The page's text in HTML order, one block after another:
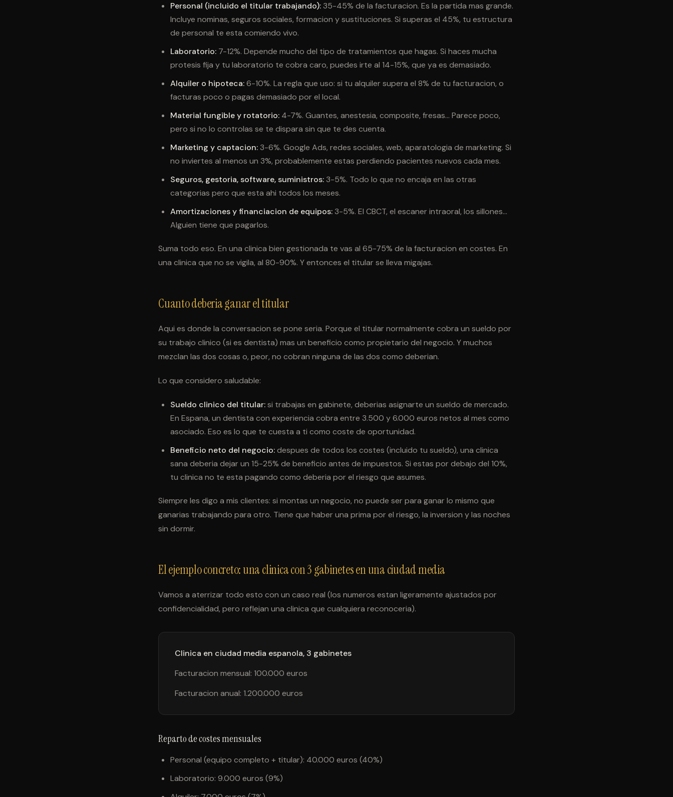
Personal (incluido el titular trabajando): 35-45% de la facturacion. Es la partida mas grande.
Incluye nominas, seguros sociales, formacion y sustituciones. Si superas el 45%, tu estructura
de personal te esta comiendo vivo.
Laboratorio: 7-12%. Depende mucho del tipo de tratamientos que hagas. Si haces mucha
protesis fija y tu laboratorio te cobra caro, puedes irte al 14-15%, que ya es demasiado.
Alquiler o hipoteca:6-10%. La regla que uso: si tu alquiler supera el 8% de tu facturacion, o
facturas poco o pagas demasiado por el local.
Material fungible y rotatorio: 4-7%. Guantes, anestesia, composite, fresas... Parece poco,
pero si no lo controlas se te dispara sin que te des cuenta.
Marketing y captacion: 3-6%. Google Ads, redes sociales, web, aparatologia de marketing. Si
no inviertes al menos un 3%, probablemente estas perdiendo pacientes nuevos cada mes.
Seguros, gestoria, software, suministros: 3-5%. Todo lo que no encaja en las otras
categorias pero que esta ahi todos los meses.
Amortizaciones y financiacion de equipos: 3-5%. El CBCT, el escaner intraoral, los sillones...
Alguien tiene que pagarlos.
Suma todo eso. En una clinica bien gestionada te vas al 65-75% de la facturacion en costes. En
una clinica que no se vigila, al 80-90%. Y entonces el titular se lleva migajas.
Cuanto deberia ganar el titular
Aqui es donde la conversacion se pone seria. Porque el titular normalmente cobra un sueldo por
su trabajo clinico (si es dentista) mas un beneficio como propietario del negocio. Y muchos
mezclan las dos cosas o, peor, no cobran ninguna de las dos como deberian.
Lo que considero saludable:
Sueldo clinico del titular:si trabajas en gabinete, deberias asignarte un sueldo de mercado.
En Espana, un dentista con experiencia cobra entre 3.500 y 6.000 euros netos al mes como
asociado. Eso es lo que te cuesta a ti como coste de oportunidad.
Beneficio neto del negocio:despues de todos los costes (incluido tu sueldo), una clinica
sana deberia dejar un 15-25% de beneficio antes de impuestos. Si estas por debajo del 10%,
tu clinica no te esta pagando como deberia por el riesgo que asumes.
Siempre les digo a mis clientes: si montas un negocio, no puede ser para ganar lo mismo que
ganarias trabajando para otro. Tiene que haber una prima por el riesgo, la inversion y las noches
sin dormir.
El ejemplo concreto: una clinica con 3 gabinetes en una ciudad media
Vamos a aterrizar todo esto con un caso real (los numeros estan ligeramente ajustados por
confidencialidad, pero reflejan una clinica que cualquiera reconoceria).
Clinica en ciudad media espanola, 3 gabinetes
Facturacion mensual: 100.000 euros
Facturacion anual: 1.200.000 euros
Reparto de costes mensuales
Personal (equipo completo + titular): 40.000 euros (40%)
Laboratorio: 9.000 euros (9%)